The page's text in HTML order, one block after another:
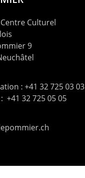
Culturel
9
: +41 32 725 03 03
+41 32 725 05 05